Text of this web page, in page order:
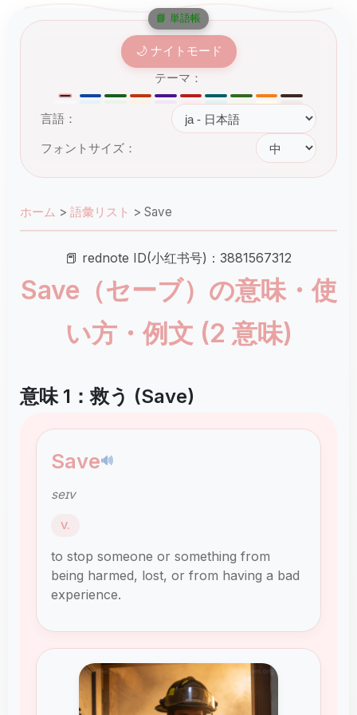
🌙 ナイトモード
テーマ：
言語：
フォントサイズ：
ホーム > 語彙リスト > Save
📕 rednote ID(小红书号)：3881567312
Save（セーブ）の意味・使
い方・例文 (2 意味)
意味 1：救う (Save)
Save🔊
seɪv
V.
to stop someone or something from
being harmed, lost, or from having a bad
experience.
📘 単語帳